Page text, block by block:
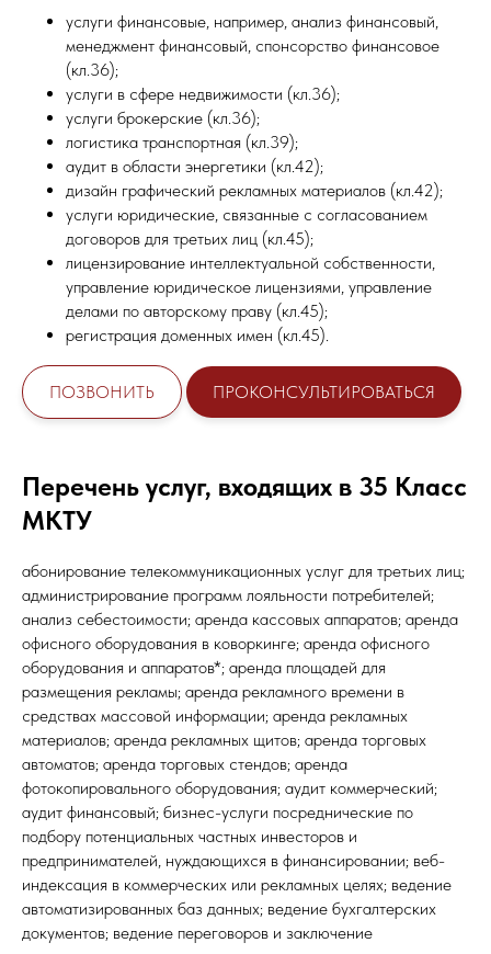
услуги финансовые, например, анализ финансовый,
менеджмент финансовый, спонсорство финансовое
(кл.36);
услуги в сфере недвижимости (кл.36);
услуги брокерские (кл.36);
логистика транспортная (кл.39);
аудит в области энергетики (кл.42);
дизайн графический рекламных материалов (кл.42);
услуги юридические, связанные с согласованием
договоров для третьих лиц (кл.45);
лицензирование интеллектуальной собственности,
управление юридическое лицензиями, управление
делами по авторскому праву (кл.45);
регистрация доменных имен (кл.45).
ПОЗВОНИТЬ ПРОКОНСУЛЬТИРОВАТЬСЯ
Перечень услуг, входящих в 35 Класс
МКТУ
абонирование телекоммуникационных услуг для третьих лиц;
администрирование программ лояльности потребителей;
анализ себестоимости; аренда кассовых аппаратов; аренда
офисного оборудования в коворкинге; аренда офисного
оборудования и аппаратов*; аренда площадей для
размещения рекламы; аренда рекламного времени в
средствах массовой информации; аренда рекламных
материалов; аренда рекламных щитов; аренда торговых
автоматов; аренда торговых стендов; аренда
фотокопировального оборудования; аудит коммерческий;
аудит финансовый; бизнес-услуги посреднические по
подбору потенциальных частных инвесторов и
предпринимателей, нуждающихся в финансировании; веб-
индексация в коммерческих или рекламных целях; ведение
автоматизированных баз данных; ведение бухгалтерских
документов; ведение переговоров и заключение